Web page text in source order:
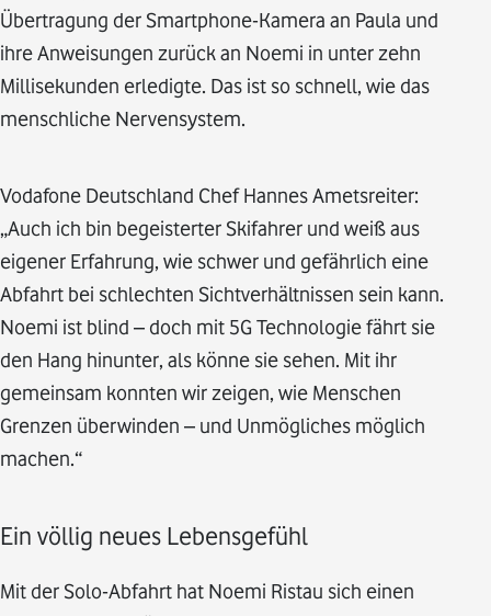
Übertragung der Smartphone-Kamera an Paula und
ihre Anweisungen zurück an Noemi in unter zehn
Millisekunden erledigte. Das ist so schnell, wie das
menschliche Nervensystem.
Vodafone Deutschland Chef Hannes Ametsreiter:
„Auch ich bin begeisterter Skifahrer und weiß aus
eigener Erfahrung, wie schwer und gefährlich eine
Abfahrt bei schlechten Sichtverhältnissen sein kann.
Noemi ist blind – doch mit 5G Technologie fährt sie
den Hang hinunter, als könne sie sehen. Mit ihr
gemeinsam konnten wir zeigen, wie Menschen
Grenzen überwinden – und Unmögliches möglich
machen.“
Ein völlig neues Lebensgefühl
Mit der Solo-Abfahrt hat Noemi Ristau sich einen